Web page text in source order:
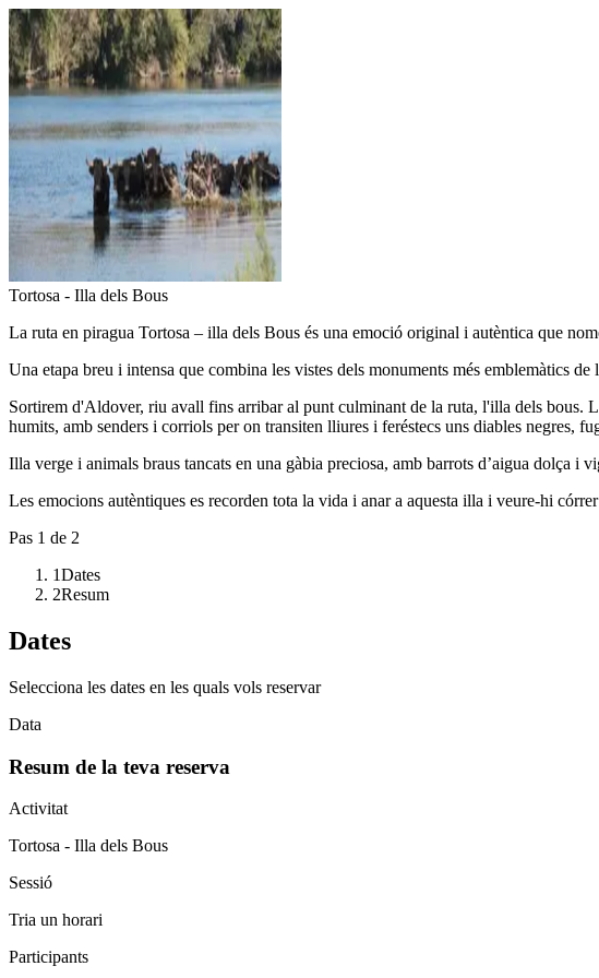
Tortosa - Illa dels Bous
La ruta en piragua Tortosa – illa dels Bous és una emoció original i autèntica que
Una etapa breu i intensa que combina les vistes dels monuments més emblemàtics
Sortirem d'Aldover, riu avall fins arribar al punt culminant de la ruta, l'illa dels bous.
humits, amb senders i corriols per on transiten lliures i feréstecs uns diables negres,
Illa verge i animals braus tancats en una gàbia preciosa, amb barrots d’aigua dolça
Les emocions autèntiques es recorden tota la vida i anar a aquesta illa i veure-hi córrer
Pas 1 de 2
1Dates
2Resum
Dates
Selecciona les dates en les quals vols reservar
Data
Resum de la teva reserva
Activitat
Tortosa - Illa dels Bous
Sessió
Tria un horari
Participants